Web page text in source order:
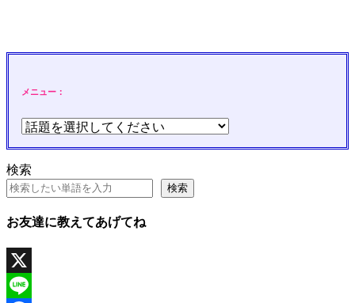
メニュー：
検索
検索
お友達に教えてあげてね
X